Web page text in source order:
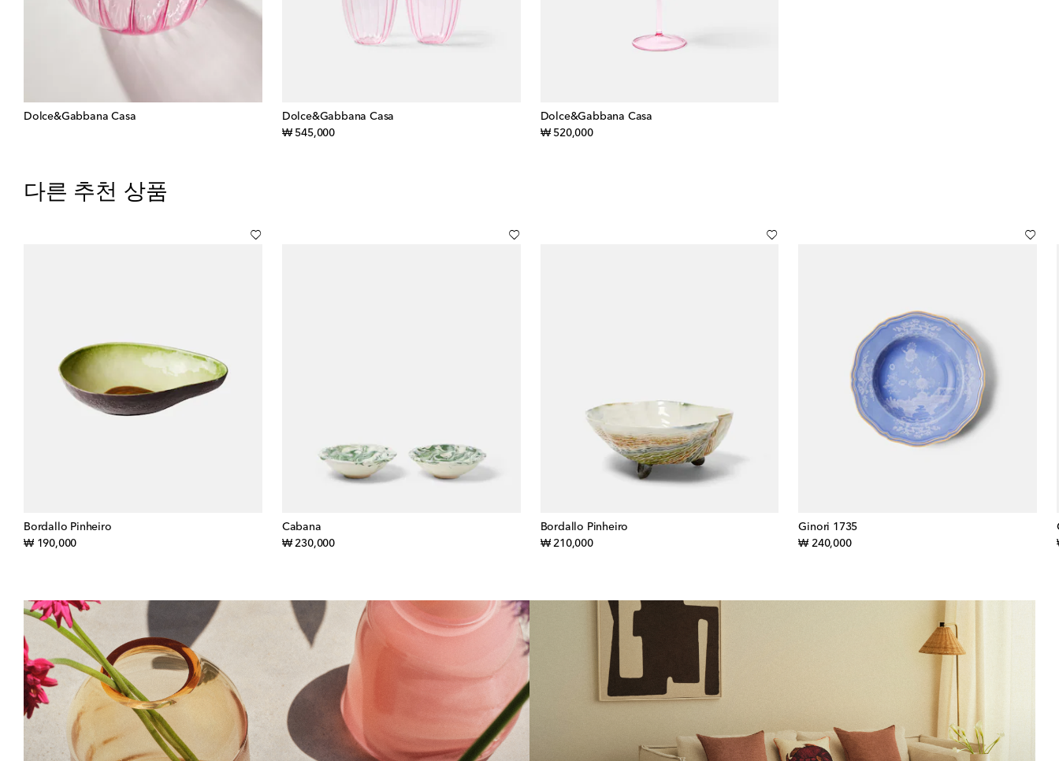
Dolce&Gabbana Casa
Dolce&Gabbana Casa
₩ 545,000original price
Dolce&Gabbana Casa
₩ 520,000original price
다른 추천 상품
Bordallo Pinheiro
₩ 190,000original price
Cabana
₩ 230,000original price
Bordallo Pinheiro
₩ 210,000original price
Ginori 1735
₩ 240,000original price